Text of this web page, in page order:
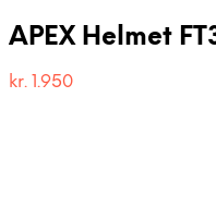
APEX Helmet
kr. 1.950